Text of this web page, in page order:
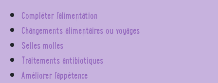
Compléter l'alimentation
Changements alimentaires ou voyages
Selles molles
Traitements antibiotiques
Améliorer l'appétence